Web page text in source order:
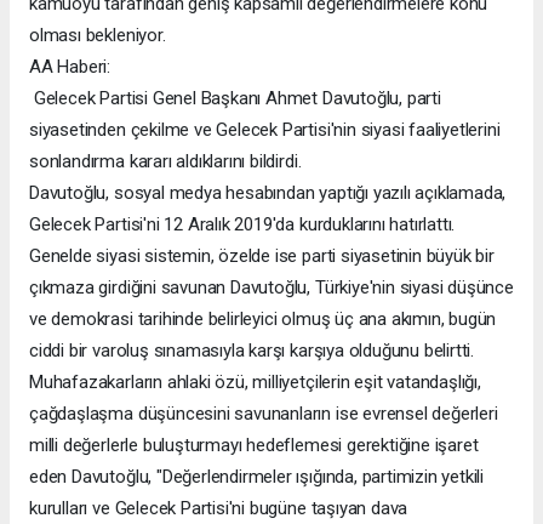
olması bekleniyor.
AA Haberi:
Gelecek Partisi Genel Başkanı Ahmet Davutoğlu, parti
siyasetinden çekilme ve Gelecek Partisi'nin siyasi faaliyetlerini
sonlandırma kararı aldıklarını bildirdi.
Davutoğlu, sosyal medya hesabından yaptığı yazılı açıklamada,
Gelecek Partisi'ni 12 Aralık 2019'da kurduklarını hatırlattı.
Genelde siyasi sistemin, özelde ise parti siyasetinin büyük bir
çıkmaza girdiğini savunan Davutoğlu, Türkiye'nin siyasi düşünce
ve demokrasi tarihinde belirleyici olmuş üç ana akımın, bugün
ciddi bir varoluş sınamasıyla karşı karşıya olduğunu belirtti.
Muhafazakarların ahlaki özü, milliyetçilerin eşit vatandaşlığı,
çağdaşlaşma düşüncesini savunanların ise evrensel değerleri
milli değerlerle buluşturmayı hedeflemesi gerektiğine işaret
eden Davutoğlu, "Değerlendirmeler ışığında, partimizin yetkili
kurulları ve Gelecek Partisi'ni bugüne taşıyan dava